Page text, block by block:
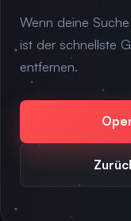
Wenn deine
ist der schnellste
entfernen.